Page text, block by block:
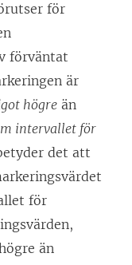
för
förväntat
är
högre än
intervallet för
det att
för
än